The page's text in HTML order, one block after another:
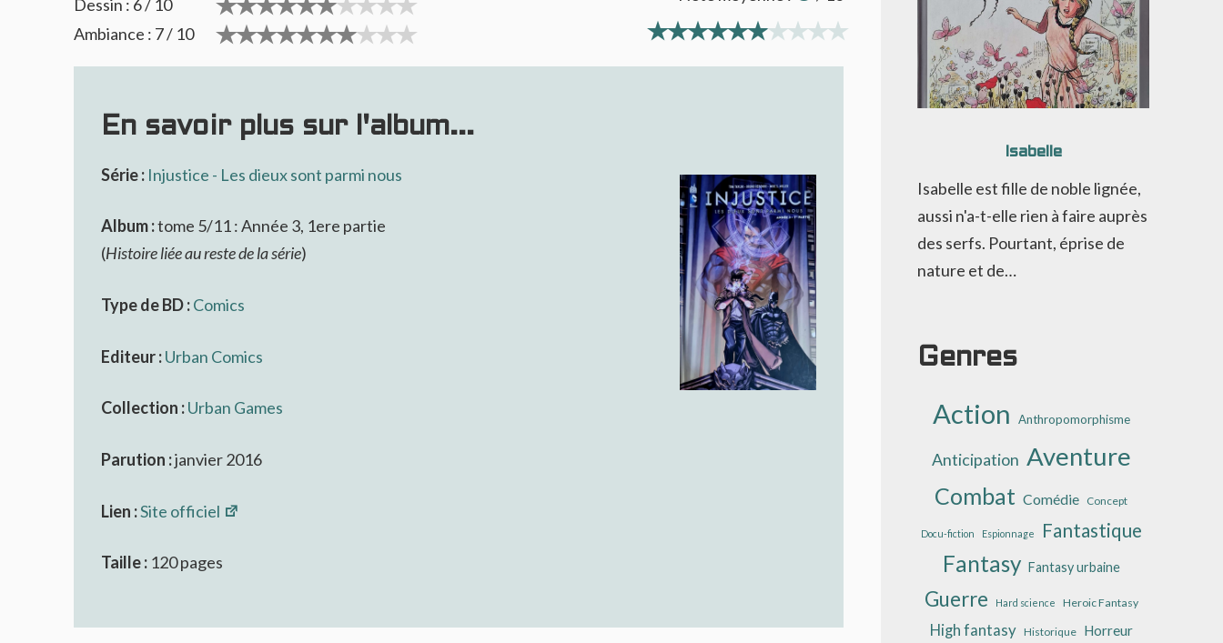
Dessin : 6 / 10
Ambiance : 7 / 10
En savoir plus sur l'album...
Série : Injustice - Les dieux sont parmi nous
Album :tome 5/11 : Année 3, 1ere partie
(Histoire liée au reste de la série)
Type de BD :Comics
Editeur :Urban Comics
Collection :Urban Games
Parution :janvier 2016
Lien :Site officiel
Taille : 120 pages
Isabelle
Isabelle est fille de noble lignée,
aussi n'a-t-elle rien à faire auprès
des serfs. Pourtant, éprise de
nature et de…
Genres
Action Anthropomorphisme
Anticipation Aventure
Combat Comédie Concept
Docu-fiction Espionnage Fantastique
Fantasy Fantasy urbaine
Guerre Hard science Heroic Fantasy
High fantasy Historique Horreur